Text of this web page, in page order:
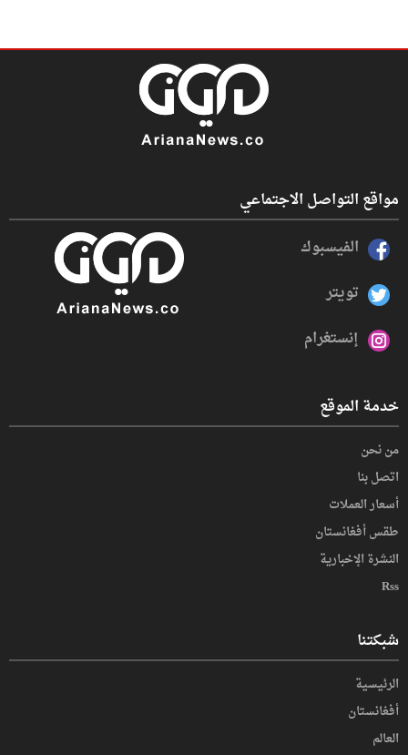
مواقع التواصل الاجتماعي
الفيسبوك
تويتر
إنستغرام
خدمة الموقع
من نحن
اتصل بنا
أسعار العملات
طقس أفغانستان
النشرة الإخبارية
Rss
شبكتنا
الرئيسية
أفغانستان
العالم